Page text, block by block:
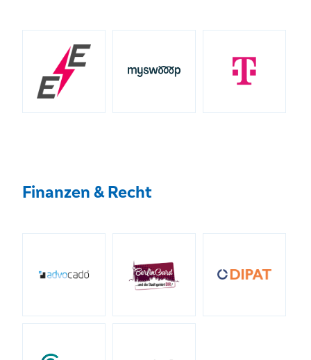
Finanzen & Recht